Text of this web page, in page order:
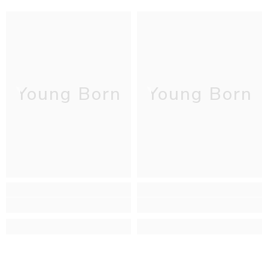
Young Born Young Born